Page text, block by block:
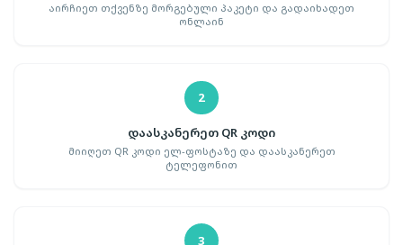
აირჩიეთ თქვენზე მორგებული პაკეტი და გადაიხადეთ
ონლაინ
2
დაასკანერეთ QR კოდი
მიიღეთ QR კოდი ელ-ფოსტაზე და დაასკანერეთ
ტელეფონით
3